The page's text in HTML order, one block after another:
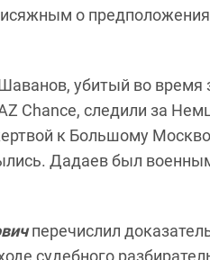
о
убитый во
Chance, следили за
к Большому
Дадаев был
перечислил